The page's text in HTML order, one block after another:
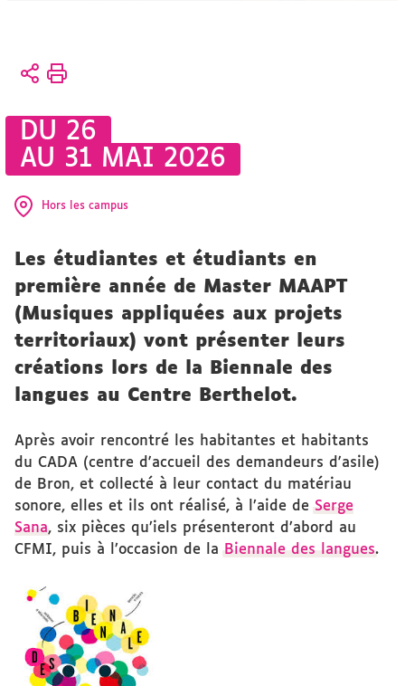
Vous
Accueil
CFMI
CFMI
DU 26
AU 31 MAI 2026
Hors les campus
Les étudiantes et étudiants en
première année de Master MAAPT
(Musiques appliquées aux projets
territoriaux) vont présenter leurs
créations lors de la Biennale des
langues au Centre Berthelot.
Après avoir rencontré les habitantes et habitants
du CADA (centre d'accueil des demandeurs d'asile)
de Bron, et collecté à leur contact du matériau
sonore, elles et ils ont réalisé, à l’aide de Serge
Sana, six pièces qu’iels présenteront d’abord au
CFMI, puis à l’occasion de la Biennale des langues.